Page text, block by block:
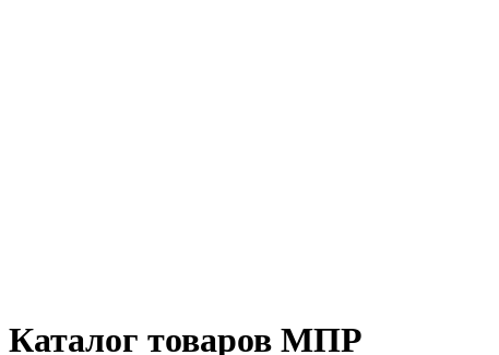
Каталог товаров МПР